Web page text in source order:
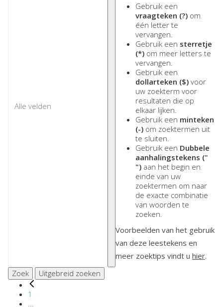
Gebruik een
vraagteken (?) om
één letter te
vervangen.
Gebruik een sterretje
(*) om meer letters te
vervangen.
Gebruik een
dollarteken ($) voor
uw zoekterm voor
resultaten die op
elkaar lijken.
Gebruik een minteken
(-) om zoektermen uit
te sluiten.
Gebruik een Dubbele
aanhalingstekens ("
") aan het begin en
einde van uw
zoektermen om naar
de exacte combinatie
van woorden te
zoeken.
Voorbeelden van het gebruik
van deze leestekens en
meer zoektips vindt u hier.
Zoek
Uitgebreid zoeken
1